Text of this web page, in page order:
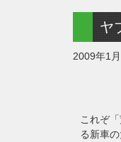
ヤ
2009年1
これぞ
る新車